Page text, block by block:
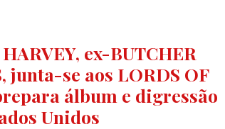
ex-BUTCHER
junta-se aos LORDS OF
álbum e digressão
Unidos